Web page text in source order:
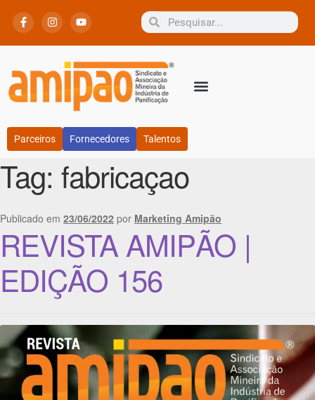
Parceiros Fornecedores Talentos
Tag: fabricaçao
Publicado em 23/06/2022 por Marketing Amipão
REVISTA AMIPÃO |
EDIÇÃO 156